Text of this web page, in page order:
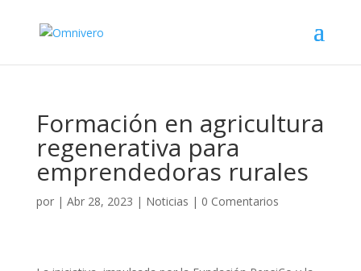
Formación en agricultura
regenerativa para
emprendedoras rurales
por | Abr 28, 2023 | Noticias | 0 Comentarios